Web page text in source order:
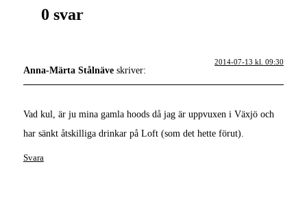
0 svar
Anna-Märta Stålnäve skriver:
2014-07-13 kl. 09:30
Vad kul, är ju mina gamla hoods då jag är uppvuxen i Växjö och
har sänkt åtskilliga drinkar på Loft (som det hette förut).
Svara